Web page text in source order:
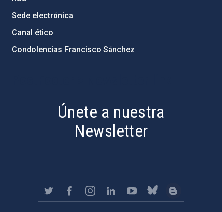
Sede electrónica
Canal ético
Condolencias Francisco Sánchez
Únete a nuestra
Newsletter